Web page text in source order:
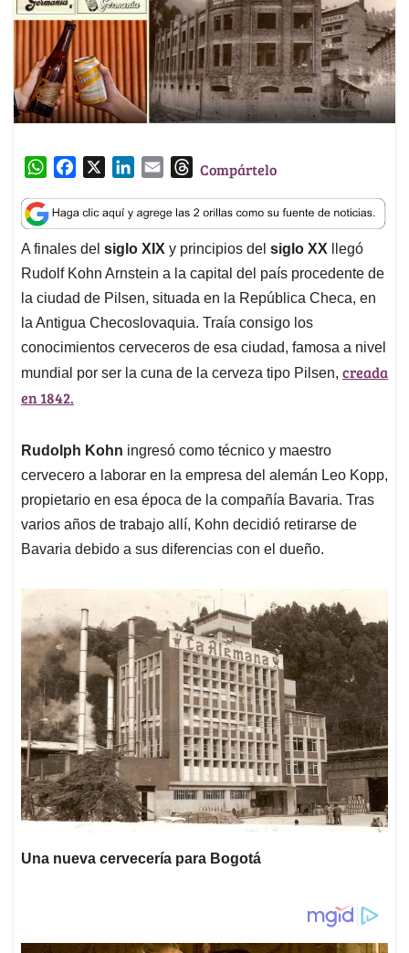
W
a
t
s
A
p
p
c
e
b
o
o
k
n
k
e
d
I
n
a
i
l
T
r
e
a
d
s
Compártelo
A finales del siglo XIX y principios del siglo XX
llegó
Rudolf Kohn Arnstein a la capital del país procedente de
la ciudad de Pilsen, situada en la República Checa, en
la Antigua Checoslovaquia. Traía consigo los
conocimientos cerveceros de esa ciudad, famosa a nivel
mundial por ser la cuna de la cerveza tipo Pilsen, creada
en 1842.
Rudolph Kohn ingresó como técnico y maestro
cervecero a laborar en la empresa del alemán Leo Kopp,
propietario en esa época de la compañía Bavaria. Tras
varios años de trabajo allí, Kohn decidió retirarse de
Bavaria debido a sus diferencias con el dueño.
Una nueva cervecería para Bogotá